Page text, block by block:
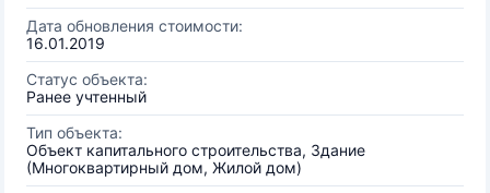
Дата обновления стоимости:
16.01.2019
Статус объекта:
Ранее учтенный
Тип объекта:
Объект капитального строительства, Здание
(Многоквартирный дом, Жилой дом)